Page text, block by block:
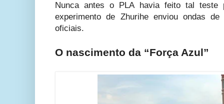
Nunca antes o PLA havia feito tal
experimento de Zhurihe enviou ondas
oficiais.
O nascimento da “Força Azul”